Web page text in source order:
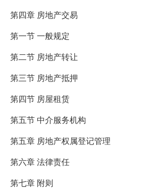
第四章 房地产交易
第一节 一般规定
第二节 房地产转让
第三节 房地产抵押
第四节 房屋租赁
第五节 中介服务机构
第五章 房地产权属登记管理
第六章 法律责任
第七章 附则